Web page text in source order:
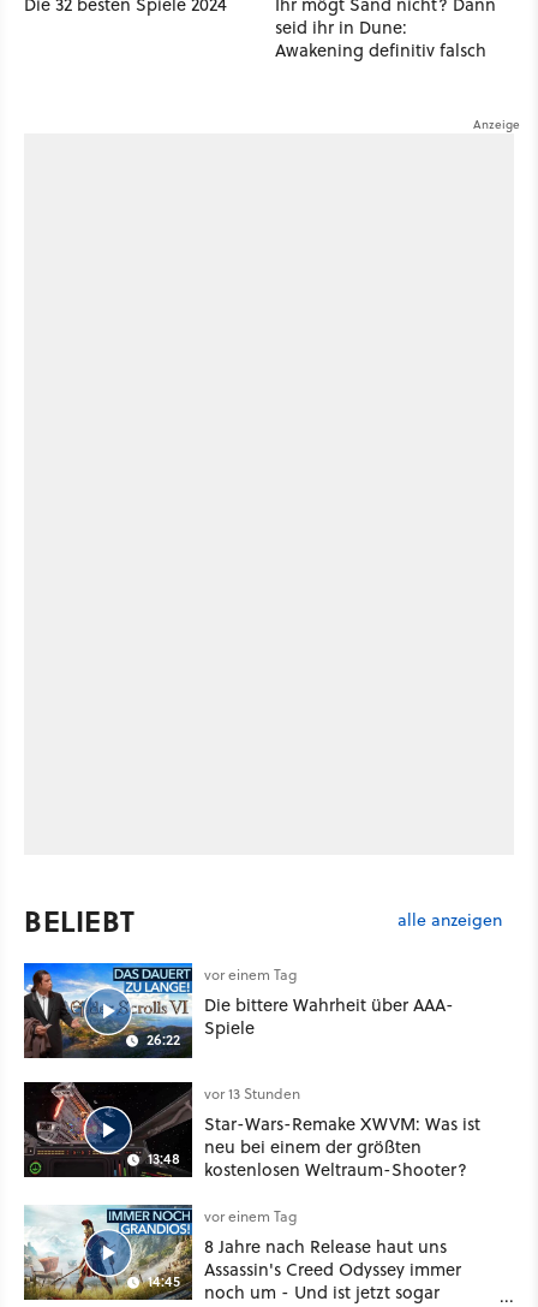
seid ihr in Dune:
Awakening definitiv falsch
BELIEBT alle anzeigen
26:22
vor einem Tag
Die bittere Wahrheit über AAA-
Spiele
13:48
vor 13 Stunden
Star-Wars-Remake XWVM: Was ist
neu bei einem der größten
kostenlosen Weltraum-Shooter?
14:45
vor einem Tag
8 Jahre nach Release haut uns
Assassin's Creed Odyssey immer
noch um - Und ist jetzt sogar